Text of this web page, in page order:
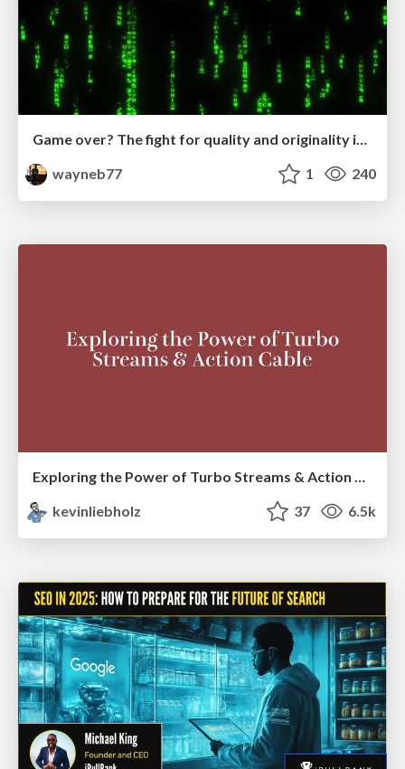
Game over? The fight for quality and originality in the time of robots
wayneb77
1 240
kevinliebholz
37 6.5k